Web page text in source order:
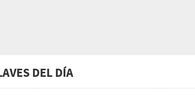
DEL DÍA